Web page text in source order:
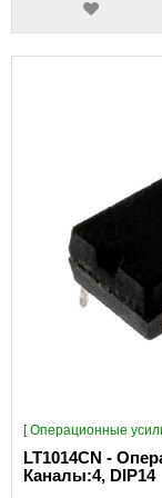
[Операционные
LT1014CN -
Каналы:4, DIP14